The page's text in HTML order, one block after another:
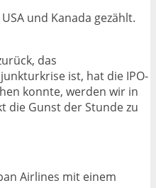
und Kanada gezählt.
das
ist, hat die IPO-
konnte, werden wir in
die Gunst der Stunde zu
Airlines mit einem